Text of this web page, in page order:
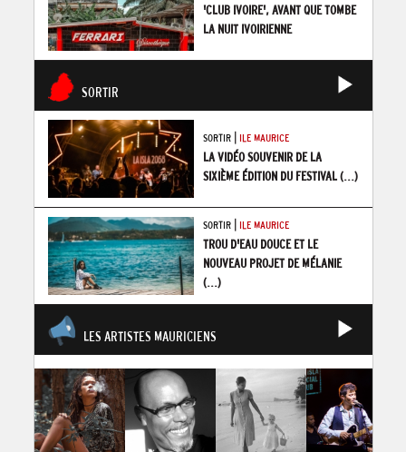
'CLUB IVOIRE', AVANT QUE TOMBE
LA NUIT IVOIRIENNE
SORTIR
SORTIR| ILE MAURICE
LA VIDÉO SOUVENIR DE LA
SIXIÈME ÉDITION DU FESTIVAL(...)
SORTIR| ILE MAURICE
TROU D'EAU DOUCE ET LE
NOUVEAU PROJET DE MÉLANIE
(...)
LES ARTISTES MAURICIENS